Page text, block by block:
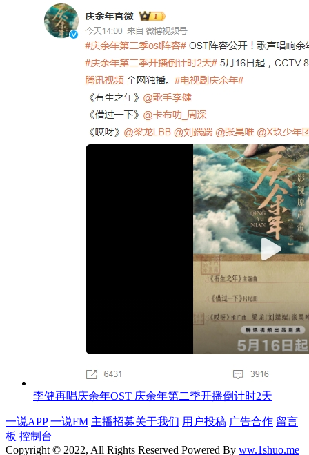
李健再唱庆余年OST 庆余年第二季开播倒计时2天
一说APP 一说FM 主播招募关于我们 用户投稿 广告合作 留言
板 控制台
Copyright © 2022, All Rights Reserved Powered By ww.1shuo.me